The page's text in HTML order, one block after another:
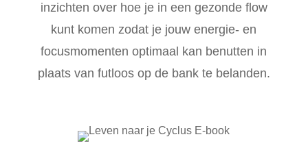
inzichten over hoe je in een gezonde flow
kunt komen zodat je jouw energie- en
focusmomenten optimaal kan benutten in
plaats van futloos op de bank te belanden.